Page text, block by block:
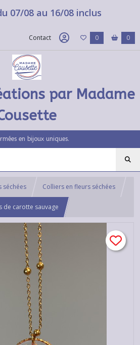
07/08 au 16/08 inclus
Contact 0 0
par Madame
en bijoux uniques.
séchées Colliers en fleurs séchées
de carotte sauvage